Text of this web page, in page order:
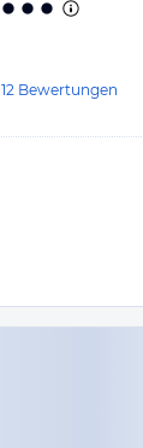
12 Bewertungen